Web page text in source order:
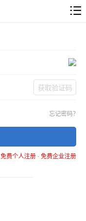
获取验证码
忘记密码？
免费个人注册-免费企业注册